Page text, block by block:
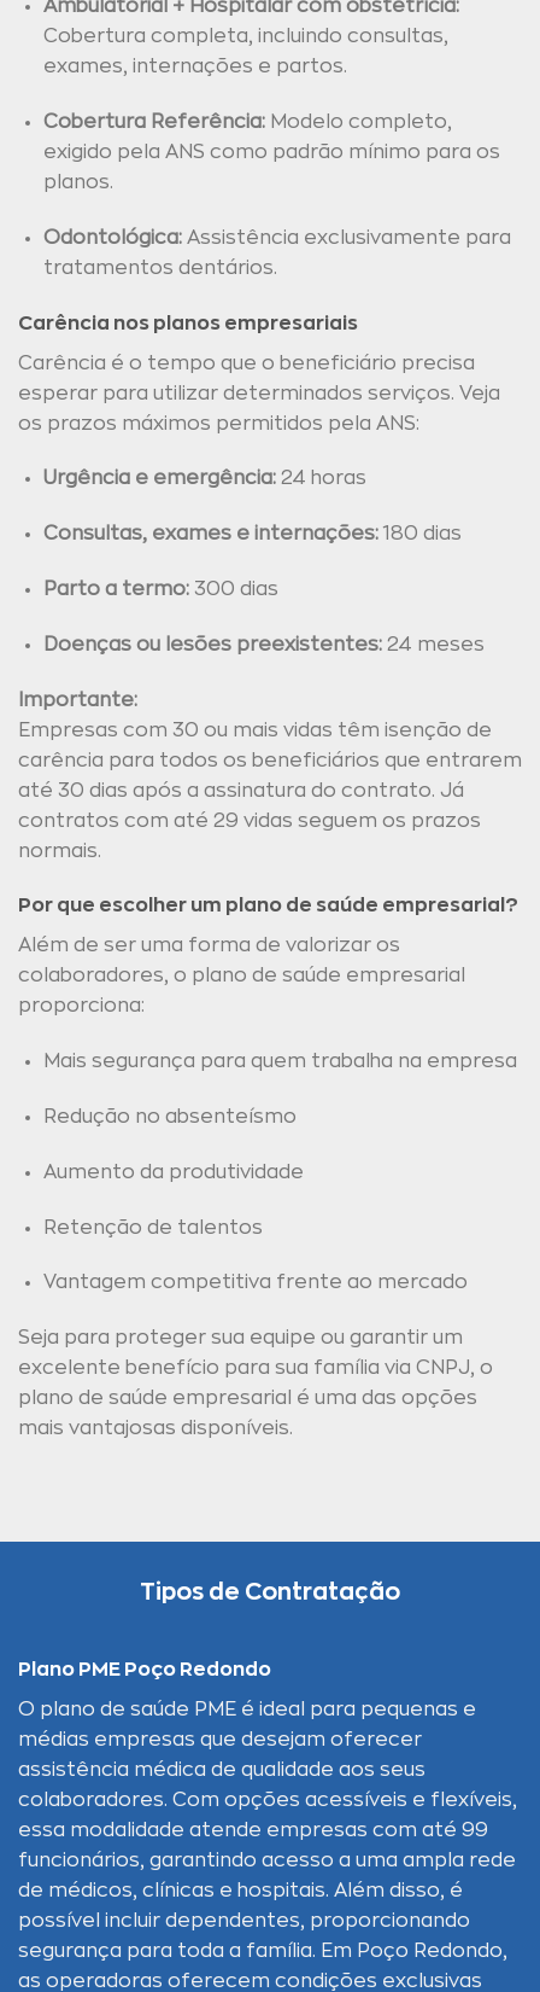
Ambulatorial + Hospitalar com obstetrícia:
Cobertura completa, incluindo consultas,
exames, internações e partos.
Cobertura Referência:Modelo completo,
exigido pela ANS como padrão mínimo para os
planos.
Odontológica:Assistência exclusivamente para
tratamentos dentários.
Carência nos planos empresariais
Carência é o tempo que o beneficiário precisa
esperar para utilizar determinados serviços. Veja
os prazos máximos permitidos pela ANS:
Urgência e emergência:24 horas
Consultas, exames e internações:180 dias
Parto a termo:300 dias
Doenças ou lesões preexistentes:24 meses
Importante:
Empresas com 30 ou mais vidas têm isenção de
carência para todos os beneficiários que entrarem
até 30 dias após a assinatura do contrato. Já
contratos com até 29 vidas seguem os prazos
normais.
Por que escolher um plano de saúde empresarial?
Além de ser uma forma de valorizar os
colaboradores, o plano de saúde empresarial
proporciona:
Mais segurança para quem trabalha na empresa
Redução no absenteísmo
Aumento da produtividade
Retenção de talentos
Vantagem competitiva frente ao mercado
Seja para proteger sua equipe ou garantir um
excelente benefício para sua família via CNPJ, o
plano de saúde empresarial é uma das opções
mais vantajosas disponíveis.
Tipos de Contratação
Plano PME Poço Redondo
O plano de saúde PME é ideal para pequenas e
médias empresas que desejam oferecer
assistência médica de qualidade aos seus
colaboradores. Com opções acessíveis e flexíveis,
essa modalidade atende empresas com até 99
funcionários, garantindo acesso a uma ampla rede
de médicos, clínicas e hospitais. Além disso, é
possível incluir dependentes, proporcionando
segurança para toda a família. Em Poço Redondo,
as operadoras oferecem condições exclusivas